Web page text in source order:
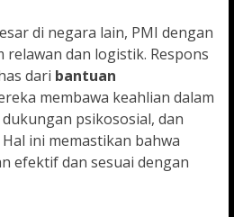
di negara lain, PMI dengan
dan logistik. Respons
dari bantuan
membawa keahlian dalam
psikososial, dan
ini memastikan bahwa
efektif dan sesuai dengan